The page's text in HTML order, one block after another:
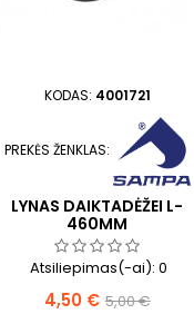
KODAS: 4001721
PREKĖS ŽENKLAS:
LYNAS DAIKTADĖŽEI L-
460MM
Atsiliepimas(-ai): 0
Kaina
4,50 € Bazinė
5,00 €